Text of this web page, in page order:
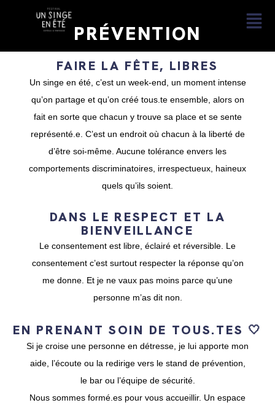
PRÉVENTION
FAIRE LA FÊTE, LIBRES
Un singe en été, c’est un week-end, un moment intense
qu’on partage et qu’on créé tous.te ensemble, alors on
fait en sorte que chacun y trouve sa place et se sente
représenté.e. C’est un endroit où chacun à la liberté de
d’être soi-même. Aucune tolérance envers les
comportements discriminatoires, irrespectueux, haineux
quels qu’ils soient.
DANS LE RESPECT ET LA
BIENVEILLANCE
Le consentement est libre, éclairé et réversible. Le
consentement c’est surtout respecter la réponse qu’on
me donne. Et je ne vaux pas moins parce qu’une
personne m’as dit non.
EN PRENANT SOIN DE TOUS.TES 🤍
Si je croise une personne en détresse, je lui apporte mon
aide, l’écoute ou la redirige vers le stand de prévention,
le bar ou l’équipe de sécurité.
Nous sommes formé.es pour vous accueillir. Un espace